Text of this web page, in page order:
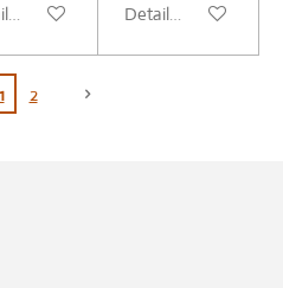
anzeigen Details anzeigen
1 2